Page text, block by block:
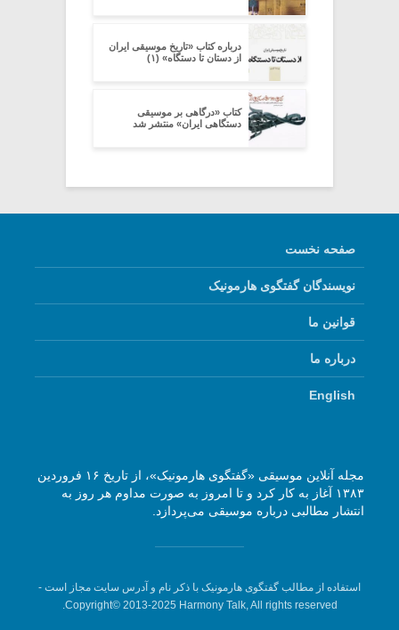
درباره کتاب «تاریخ موسیقی ایران
از دستان تا دستگاه» (۱)
کتاب «درگاهی بر موسیقی
دستگاهی ایران» منتشر شد
صفحه نخست
نویسندگان گفتگوی هارمونیک
قوانین ما
درباره ما
English
مجله آنلاین موسیقی «گفتگوی هارمونیک»، از تاریخ ۱۶ فروردین
۱۳۸۳ آغاز به کار کرد و تا امروز به صورت مداوم هر روز به
انتشار مطالبی درباره موسیقی می‌پردازد.
استفاده از مطالب گفتگوی هارمونیک با ذکر نام و آدرس سایت مجاز است -
Copyright© 2013-2025 Harmony Talk, All rights reserved.